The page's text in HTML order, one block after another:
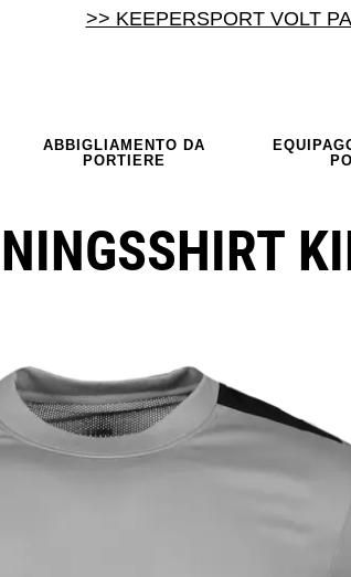
>> KEEPERSPORT VOLT
ABBIGLIAMENTO DA
PORTIERE